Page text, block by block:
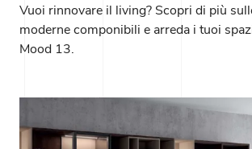
Vuoi rinnovare il living? Scopri di più
moderne componibili e arreda i tuoi
Mood 13.